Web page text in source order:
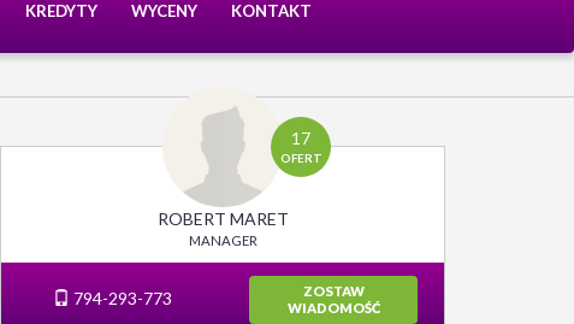
KREDYTY WYCENY KONTAKT
17
OFERT
ROBERT MARET
MANAGER
794-293-773
ZOSTAW
WIADOMOŚĆ